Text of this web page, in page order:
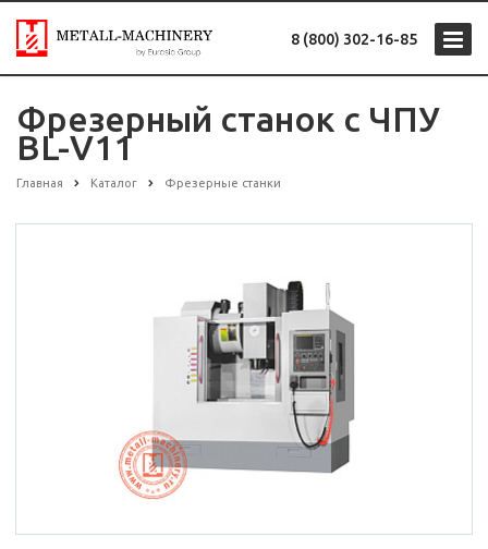
8 (800) 302-16-85
Фрезерный станок с ЧПУ
BL-V11
Главная Каталог Фрезерные станки